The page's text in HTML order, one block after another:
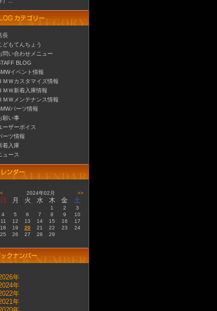
長
どもてんちょう
問い合わせメニュー
BLOG
イベント情報
ＭＷカスタマイズ情報
ＭＷ新着入庫情報
ＭＷメンテナンス情報
パーツ情報
願い事
ーザーボイス
ーツ情報
着入庫
ュース
2024年02月 >>
日 月 火 水 木 金 土
1 2
3
4
5 6 7 8 9
10
11
12 13 14 15 16
17
18
19 20 21 22 23
24
25
26 27 28 29
年
年
年
年